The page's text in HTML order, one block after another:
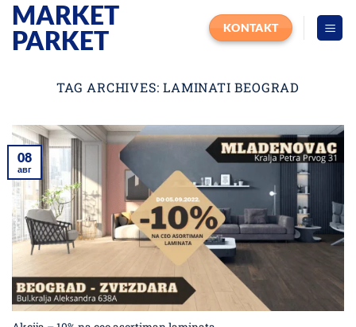
Прескочи
садржај
MARKET
PARKET
KONTAKT
TAG ARCHIVES:LAMINATI BEOGRAD
08
авг